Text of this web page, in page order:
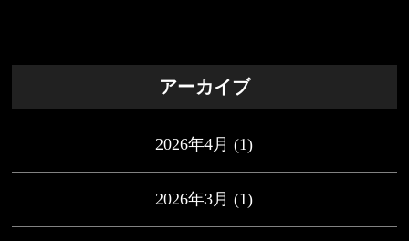
アーカイブ
2026年4月 (1)
2026年3月 (1)